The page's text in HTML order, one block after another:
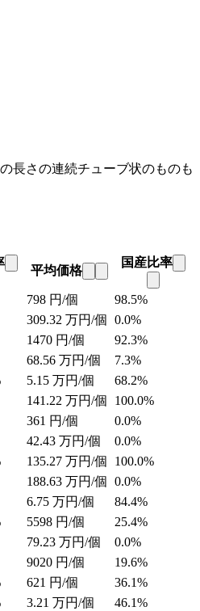
長さの連続チューブ状のものも
平均価格
国産比率
798 円/個
98.5%
309.32 万円/個 0.0%
1470 円/個
92.3%
68.56 万円/個
7.3%
5.15 万円/個
68.2%
141.22 万円/個
100.0%
361 円/個
0.0%
42.43 万円/個
0.0%
135.27 万円/個
100.0%
188.63 万円/個 0.0%
6.75 万円/個
84.4%
5598 円/個
25.4%
79.23 万円/個
0.0%
9020 円/個
19.6%
621 円/個
36.1%
3.21 万円/個
46.1%